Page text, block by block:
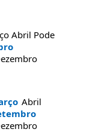
Abril Pode
Abril